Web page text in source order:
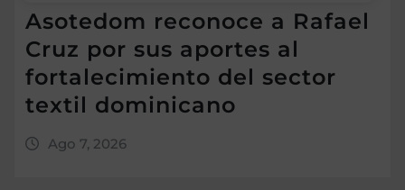
Asotedom reconoce a Rafael
Cruz por sus aportes al
fortalecimiento del sector
textil dominicano
Ago 7, 2026